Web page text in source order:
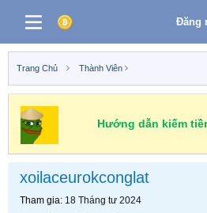
Đăng
Trang Chủ Thành Viên
Hướng dẫn kiếm
xoilaceurokconglat
Tham gia 18 Tháng tư 2024